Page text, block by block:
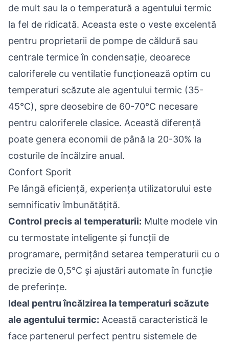
de mult sau la o temperatură a agentului termic
la fel de ridicată. Aceasta este o veste excelentă
pentru proprietarii de pompe de căldură sau
centrale termiceîn condensație, deoarece
caloriferele cu ventilatie funcționează optim cu
temperaturi scăzute ale agentului termic (35-
45°C), spre deosebire de 60-70°C necesare
pentru caloriferele clasice. Această diferență
poate genera economii de până la 20-30% la
costurile de încălzire anual.
Confort Sporit
Pe lângă eficiență, experiența utilizatorului este
semnificativ îmbunătățită.
Control precis al temperaturii: Multe modele vin
cu termostate inteligente și funcții de
programare, permițând setarea temperaturii cu o
precizie de 0,5°C și ajustări automate în funcție
de preferințe.
Ideal pentru încălzirea la temperaturi scăzute
ale agentului termic: Această caracteristică le
face partenerul perfect pentru sistemele de